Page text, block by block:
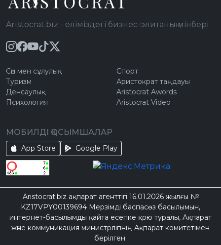
Aristocrat.biz - еліміздегі бизнес-элитаның мінбері
Сән мен сұлулық
Туризм
Денсаулық
Психология
Спорт
Аристократ таңдауы
Aristocrat Awords
Aristocrat Video
МОБИЛДІ ҚОСЫМШАЛАР
App Store Google Play
Aristocrat.biz ақпарат агенттігі 16.01.2026 жылғы №
KZ17VPY00139694 Мерзімді баспасөз басылымын,
интернет-басылымды қайта есепке қою туралы, Ақпарат
және коммуникация министрлігінің Ақпарат комитетімен
берілген.